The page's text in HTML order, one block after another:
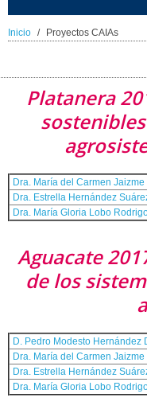
Inicio Proyectos CAIAs
Platanera
Dra. María del Carmen Jaizme
Dra. Estrella Hernández
Dra. María Gloria Lobo
Aguacate
de los
D. Pedro Modesto Hernández
Dra. María del Carmen Jaizme
Dra. Estrella Hernández
Dra. María Gloria Lobo